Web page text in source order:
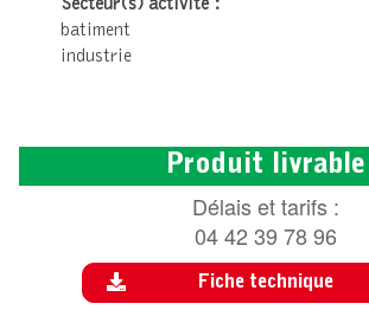
Secteur(s) activité :
batiment
industrie
Produit livrable
Délais et tarifs :
04 42 39 78 96
Fiche technique